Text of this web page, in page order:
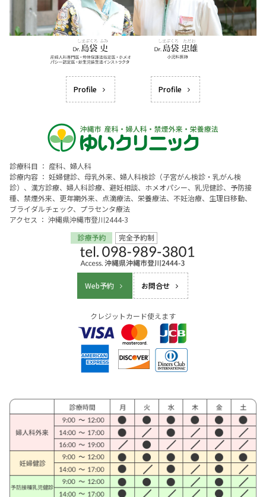
Profile Profile
診療科目 ： 産科、婦人科
診療内容 ： 妊婦健診、母乳外来、婦人科検診（子宮がん検診・乳がん検
診）、漢方診療、婦人科診療、避妊相談、ホメオパシー、乳児健診、予防接
種、禁煙外来、更年期外来、点滴療法、栄養療法、不妊治療、生理日移動、
ブライダルチェック、プラセンタ療法
アクセス ： 沖縄県沖縄市登川2444-3
Web予約 お問合せ
クレジットカード使えます